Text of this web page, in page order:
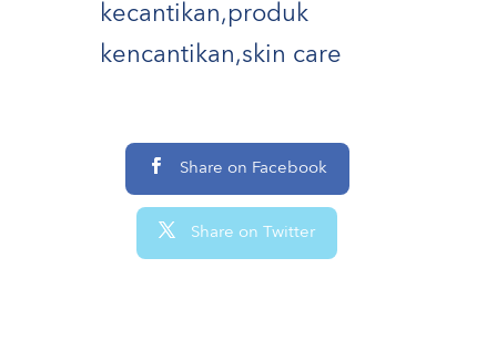
kecantikan,produk
kencantikan,skin care
Share on Facebook
Share on Twitter